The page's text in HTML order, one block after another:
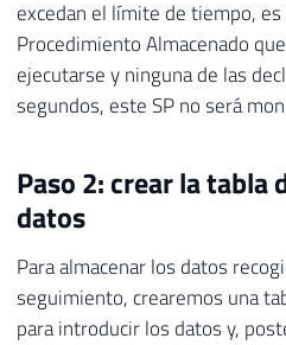
27
28
29
30
33
34
37
38
        sqlserver
.
        sqlserver
.
)
WHERE
)
ADD TARGET
    max_file_size
(
)
WITH
(
excedan el límite de tiempo,
Procedimiento Almacenado
ejecutarse y ninguna de las
segundos, este SP no será
Paso 2: crear la tabla
datos
Para almacenar los datos
seguimiento, crearemos una
para introducir los datos y,